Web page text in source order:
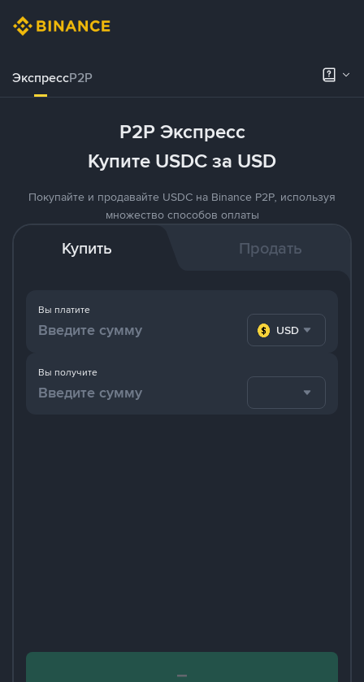
ЭкспрессP2P
P2P Экспресс
Купите USDC за USD
Покупайте и продавайте USDC на Binance P2P, используя
множество способов оплаты
Купить Продать
Вы платите
USD
Вы получите